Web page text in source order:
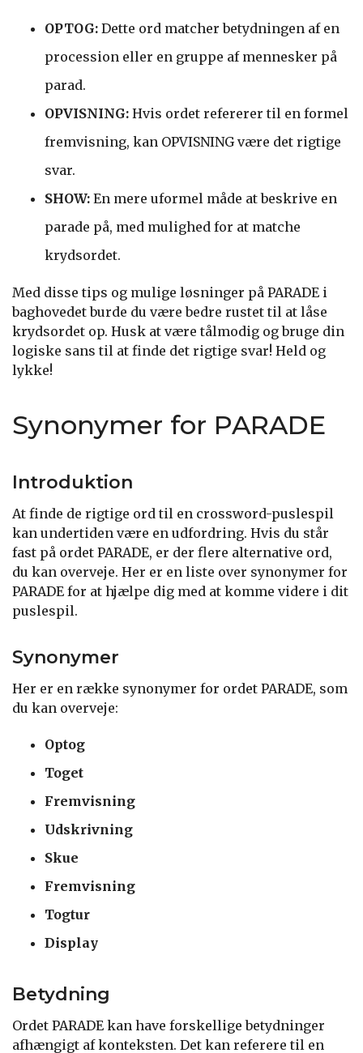
OPTOG: Dette ord matcher betydningen af en
procession eller en gruppe af mennesker på
parad.
OPVISNING: Hvis ordet refererer til en formel
fremvisning, kan OPVISNING være det rigtige
svar.
SHOW: En mere uformel måde at beskrive en
parade på, med mulighed for at matche
krydsordet.
Med disse tips og mulige løsninger på PARADE i
baghovedet burde du være bedre rustet til at låse
krydsordet op. Husk at være tålmodig og bruge din
logiske sans til at finde det rigtige svar! Held og
lykke!
Synonymer for PARADE
Introduktion
At finde de rigtige ord til en crossword-puslespil
kan undertiden være en udfordring. Hvis du står
fast på ordet PARADE, er der flere alternative ord,
du kan overveje. Her er en liste over synonymer for
PARADE for at hjælpe dig med at komme videre i dit
puslespil.
Synonymer
Her er en række synonymer for ordet PARADE, som
du kan overveje:
Optog
Toget
Fremvisning
Udskrivning
Skue
Fremvisning
Togtur
Display
Betydning
Ordet PARADE kan have forskellige betydninger
afhængigt af konteksten. Det kan referere til en